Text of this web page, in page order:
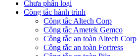
Chưa phân loại
Công tắc hành trình
Công tắc Altech Corp
Công tắc Ametek Gemco
Công tắc an toàn Altech Corp
Công tắc an toàn Fortress